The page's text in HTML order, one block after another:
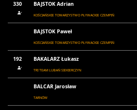
330 BAJSTOK Adrian
KOŚCIAŃSKIE TOWARZYSTWO PŁYWACKIE CZEMPIŃ
BAJSTOK Paweł
KOŚCIAŃSKIE TOWARZYSTWO PŁYWACKIE CZEMPIŃ
192 BAKALARZ Łukasz
TRI TEAM LUBAŃ SIEKIERCZYN
BALCAR Jarosław
TARNÓW